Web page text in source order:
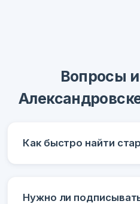
Вопросы
Как быстро найти
Нужно ли